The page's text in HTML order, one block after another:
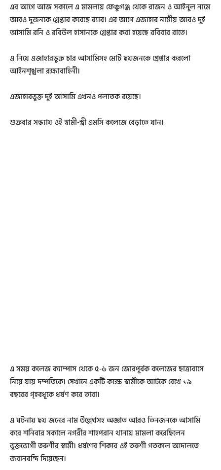
এর আগে আজ সকালে এ মামলায় ফেঞ্চুগঞ্জ থেকে রাজন ও আইনুল নামে
আরও দুজনকে গ্রেপ্তার করেছে র‌্যাব। এর আগে এজাহার নামীয় আরও দুই
আসামি রনি ও রবিউল হাসানকে গ্রেপ্তার করা হয়েছে রবিবার রাতে।
এ নিয়ে এজাহারভুক্ত চার আসামিসহ মোট ছয়জনকে গ্রেপ্তার করলো
আইনশৃঙ্খলা রক্ষাবাহিনী।
এজাহারভুক্ত দুই আসামি এখনও পলাতক রয়েছে।
শুক্রবার সন্ধ্যায় ওই স্বামী-স্ত্রী এমসি কলেজে বেড়াতে যান।
এ সময় কলেজ ক্যাম্পাস থেকে ৫-৬ জন জোরপূর্বক কলেজের ছাত্রাবাসে
নিয়ে যায় দম্পতিকে। সেখানে একটি কক্ষে স্বামীকে আটকে রেখে ১৯
বছরের গৃহবধূকে ধর্ষণ করে তারা।
এ ঘটনায় ছয় জনের নাম উল্লেখসহ অজ্ঞাত আরও তিনজনকে আসামি
করে শনিবার সকালে নগরীর শাহপরান থানায় মামলা করেছিলেন
ভুক্তভোগী তরুণীর স্বামী। ধর্ষণের শিকার ওই তরুণী গতকাল আদালতে
জবানবন্দি দিয়েছেন।